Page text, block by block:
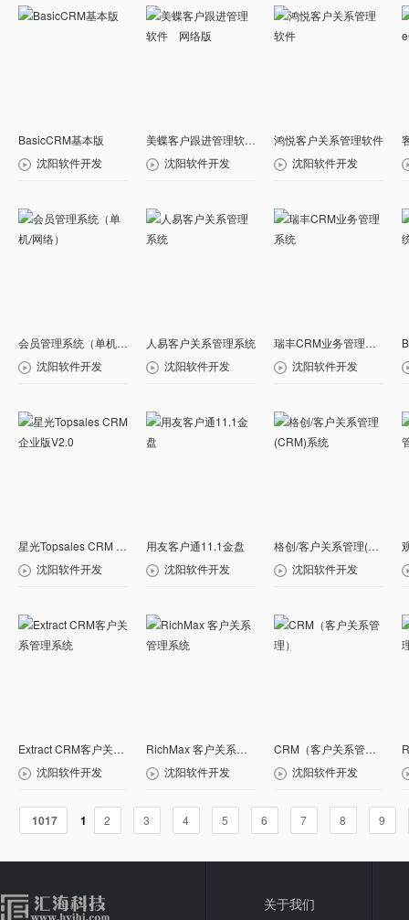
BasicCRM基本版
沈阳软件开发
美蝶客户跟进管理软件 网络版
沈阳软件开发
鸿悦客户关系管理软件
沈阳软件开发
会员管理系统（单机/网络）
沈阳软件开发
人易客户关系管理系统
沈阳软件开发
瑞丰CRM业务管理系统
沈阳软件开发
星光Topsales CRM 企业版V2.0
沈阳软件开发
用友客户通11.1金盘
沈阳软件开发
格创/客户关系管理(CRM)系统
沈阳软件开发
Extract CRM客户关系管理系统
沈阳软件开发
RichMax 客户关系管理系统
沈阳软件开发
CRM（客户关系管理）
沈阳软件开发
1017 1 2 3 4 5 6 7 8 9
关于我们